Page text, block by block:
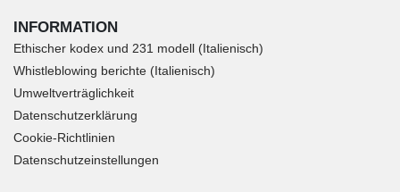
INFORMATION
Ethischer kodex und 231 modell (Italienisch)
Whistleblowing berichte (Italienisch)
Umweltverträglichkeit
Datenschutzerklärung
Cookie-Richtlinien
Datenschutzeinstellungen